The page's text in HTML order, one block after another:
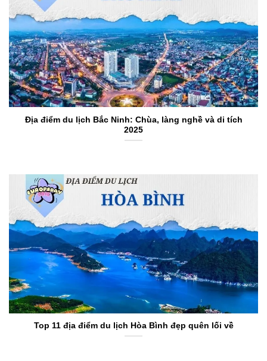
Địa điểm du lịch Bắc Ninh: Chùa, làng nghề và di tích
2025
Top 11 địa điểm du lịch Hòa Bình đẹp quên lối về